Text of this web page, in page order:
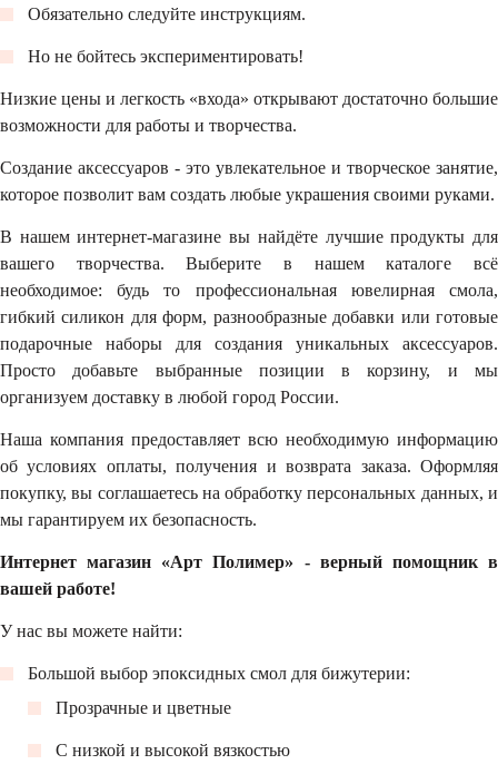
Обязательно следуйте инструкциям.
Но не бойтесь экспериментировать!
Низкие цены и легкость «входа» открывают достаточно большие
возможности для работы и творчества.
Создание аксессуаров - это увлекательное и творческое занятие,
которое позволит вам создать любые украшения своими руками.
В нашем интернет-магазине вы найдёте лучшие продукты для
вашего творчества. Выберите в нашем каталоге всё
необходимое: будь то профессиональная ювелирная смола,
гибкий силикон для форм, разнообразные добавки или готовые
подарочные наборы для создания уникальных аксессуаров.
Просто добавьте выбранные позиции в корзину, и мы
организуем доставку в любой город России.
Наша компания предоставляет всю необходимую информацию
об условиях оплаты, получения и возврата заказа. Оформляя
покупку, вы соглашаетесь на обработку персональных данных, и
мы гарантируем их безопасность.
Интернет магазин «Арт Полимер» - верный помощник в
вашей работе!
У нас вы можете найти:
Большой выбор эпоксидных смол для бижутерии:
Прозрачные и цветные
С низкой и высокой вязкостью